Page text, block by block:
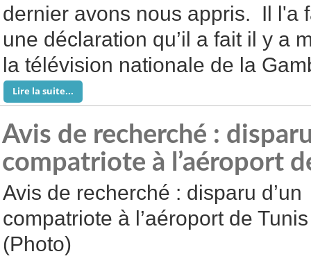
dernier avons nous appris. Il l'a
une déclaration qu’il a fait il y a
la télévision nationale de la
Lire la suite...
Avis de recherché :
compatriote à l’aéroport
Avis de recherché : disparu d’un
compatriote à l’aéroport de Tunis
(Photo)